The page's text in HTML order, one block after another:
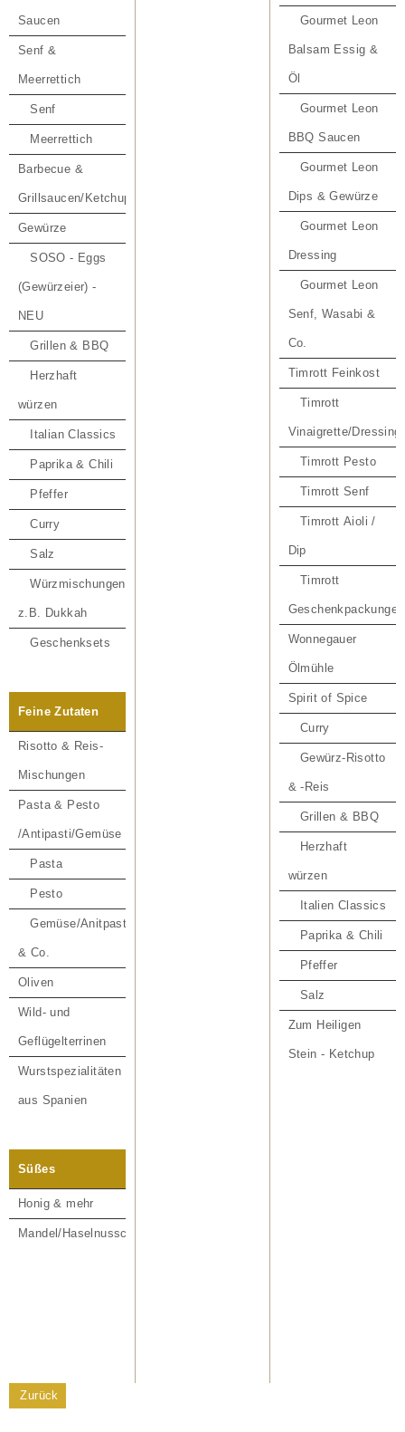
Saucen
Senf &
Meerrettich
Senf
Meerrettich
Barbecue &
Grillsaucen/Ketchup
Gewürze
SOSO - Eggs
(Gewürzeier) -
NEU
Grillen & BBQ
Herzhaft
würzen
Italian Classics
Paprika & Chili
Pfeffer
Curry
Salz
Würzmischungen
z.B. Dukkah
Geschenksets
Feine Zutaten
Risotto & Reis-
Mischungen
Pasta & Pesto
/Antipasti/Gemüse
Pasta
Pesto
Gemüse/Anitpasti
& Co.
Oliven
Wild- und
Geflügelterrinen
Wurstspezialitäten
aus Spanien
Süßes
Honig & mehr
Mandel/Haselnusscreme
Gourmet Leon
Balsam Essig &
Öl
Gourmet Leon
BBQ Saucen
Gourmet Leon
Dips & Gewürze
Gourmet Leon
Dressing
Gourmet Leon
Senf, Wasabi &
Co.
Timrott Feinkost
Timrott
Vinaigrette/Dressing
Timrott Pesto
Timrott Senf
Timrott Aioli /
Dip
Timrott
Geschenkpackungen
Wonnegauer
Ölmühle
Spirit of Spice
Curry
Gewürz-Risotto
& -Reis
Grillen & BBQ
Herzhaft
würzen
Italien Classics
Paprika & Chili
Pfeffer
Salz
Zum Heiligen
Stein - Ketchup
Zurück